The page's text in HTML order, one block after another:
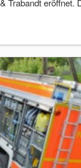
Trabandt eröffnet.